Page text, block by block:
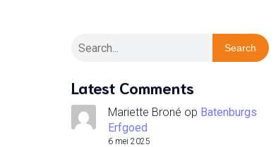
Search
Latest Comments
Mariette Broné op Batenburgs
Erfgoed
6 mei 2025